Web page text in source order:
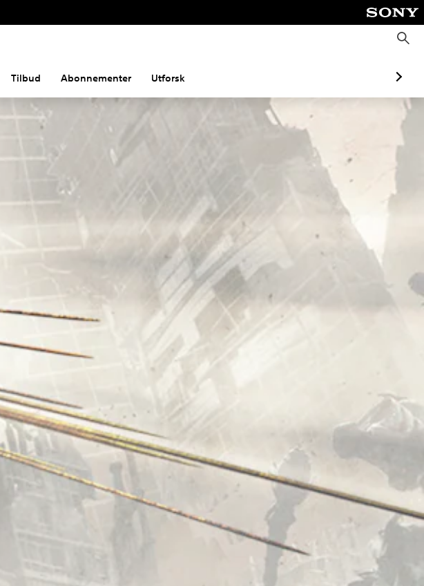
S
ø
Tilbud Abonnementer Utforsk